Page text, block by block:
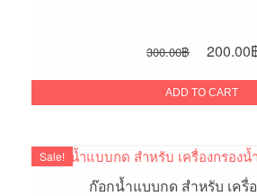
300.00฿
Original
was:
200.00
ADD TO CART
Sale!
ก๊อกน้ำแบบกด สำหรับ เครื่